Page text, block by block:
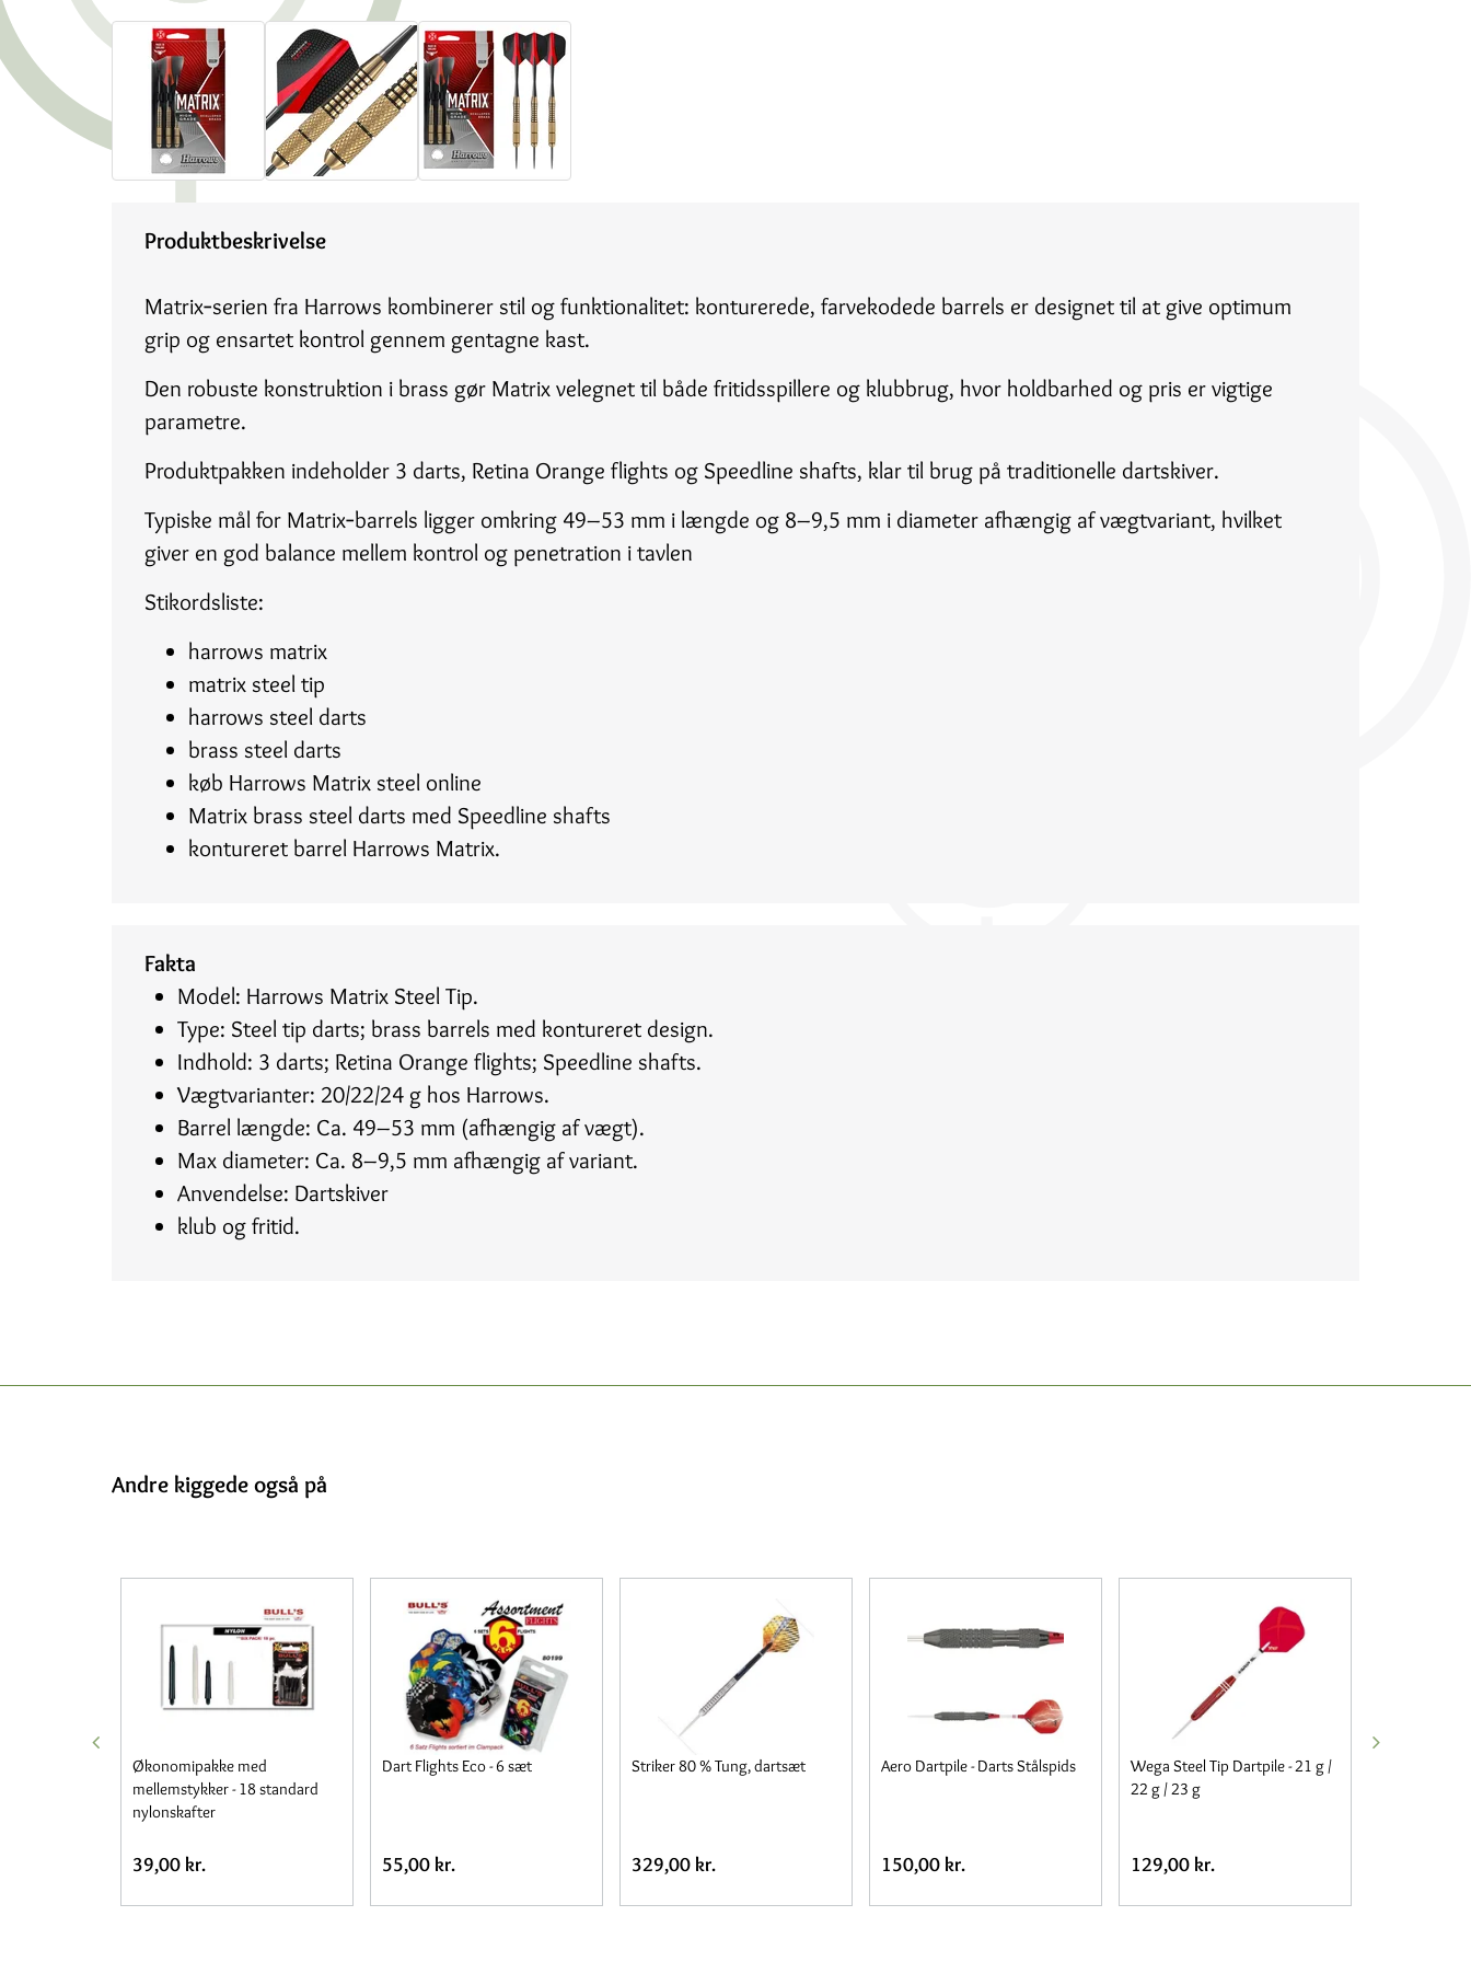
Produktbeskrivelse
Matrix‑serien fra Harrows kombinerer stil og funktionalitet: konturerede, farvekodede barrels er designet til at give optimum
grip og ensartet kontrol gennem gentagne kast.
Den robuste konstruktion i brass gør Matrix velegnet til både fritidsspillere og klubbrug, hvor holdbarhed og pris er vigtige
parametre.
Produktpakken indeholder 3 darts, Retina Orange flights og Speedline shafts, klar til brug på traditionelle dartskiver.
Typiske mål for Matrix‑barrels ligger omkring 49–53 mm i længde og 8–9,5 mm i diameter afhængig af vægtvariant, hvilket
giver en god balance mellem kontrol og penetration i tavlen
Stikordsliste:
harrows matrix
matrix steel tip
harrows steel darts
brass steel darts
køb Harrows Matrix steel online
Matrix brass steel darts med Speedline shafts
kontureret barrel Harrows Matrix.
Fakta
Model: Harrows Matrix Steel Tip.
Type: Steel tip darts; brass barrels med kontureret design.
Indhold: 3 darts; Retina Orange flights; Speedline shafts.
Vægtvarianter: 20/22/24 g hos Harrows.
Barrel længde: Ca. 49–53 mm (afhængig af vægt).
Max diameter: Ca. 8–9,5 mm afhængig af variant.
Anvendelse: Dartskiver
klub og fritid.
Andre kiggede også på
Økonomipakke med
mellemstykker - 18 standard
nylonskafter
39,00 kr.
Dart Flights Eco - 6 sæt
55,00 kr.
Striker 80 % Tung, dartsæt
329,00 kr.
Aero Dartpile - Darts Stålspids
150,00 kr.
Wega Steel Tip Dartpile - 21 g /
22 g / 23 g
129,00 kr.